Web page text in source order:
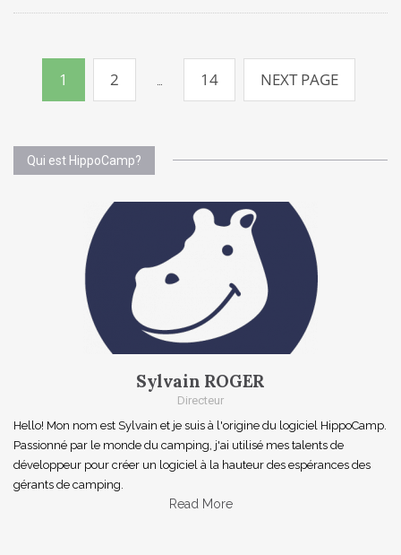
Pagination
publications
1 2 14 NEXT PAGE
Qui est HippoCamp?
Sylvain ROGER
Directeur
Hello! Mon nom est Sylvain et je suis à l'origine du logiciel HippoCamp.
Passionné par le monde du camping, j'ai utilisé mes talents de
développeur pour créer un logiciel à la hauteur des espérances des
gérants de camping.
Read More